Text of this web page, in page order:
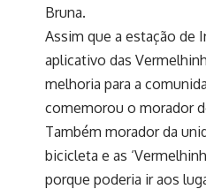
Bruna.
Assim que a estação de
aplicativo das
melhoria para a
comemorou o morador
Também morador da
bicicleta e as
porque poderia ir aos